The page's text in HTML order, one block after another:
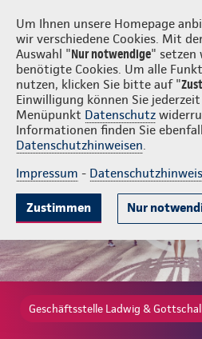
Um Ihnen unsere Homepage
wir verschiedene Cookies. Mit
Auswahl "Nur notwendige" setzen
benötigte Cookies. Um alle
nutzen, klicken Sie bitte auf "
Einwilligung können Sie
Menüpunkt Datenschutz
Informationen finden Sie
Datenschutzhinweisen.
Impressum -
Zustimmen Nur
Ladwig & Gottschalk
Gute Gründe Tarife & Leistungen
Geschäftsstelle Ladwig &